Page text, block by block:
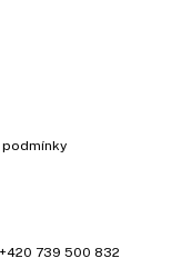
podmínky
+420 739 500 832